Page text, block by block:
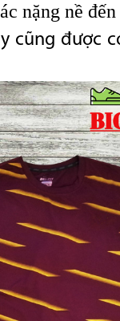
nặng nề
cũng